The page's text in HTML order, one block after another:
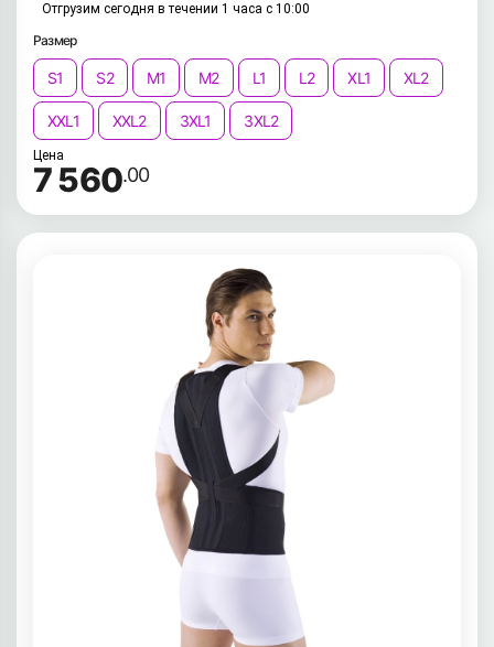
Отгрузим сегодня в течении 1 часа с 10:00
Размер
S1 S2 M1 M2 L1 L2 XL1 XL2
XXL1 XXL2 3XL1 3XL2
Цена
7 560.00